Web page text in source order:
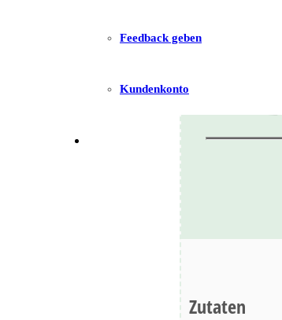
Feedback geben
Kundenkonto
Zutaten